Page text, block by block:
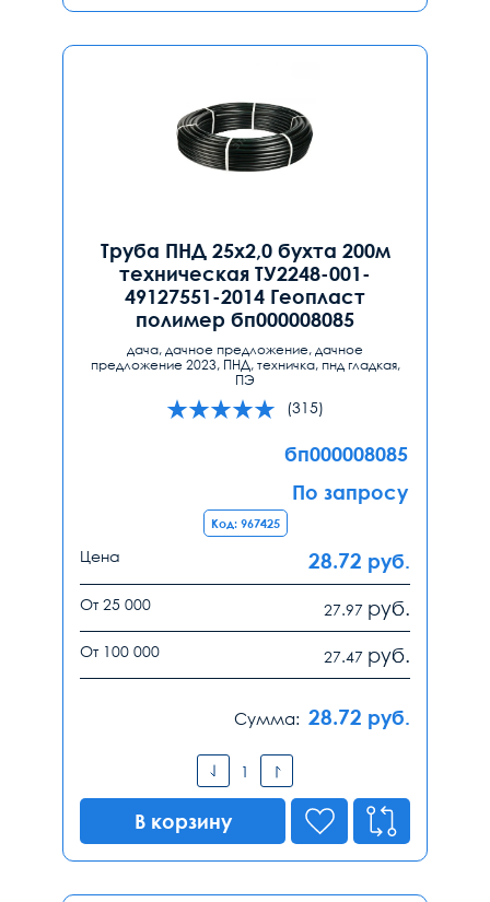
Труба ПНД 25х2,0 бухта 200м
техническая ТУ2248-001-
49127551-2014 Геопласт
полимер бп000008085
дача, дачное предложение, дачное
предложение 2023, ПНД, техничка, пнд гладкая,
ПЭ
(315)
бп000008085
По запросу
Код: 967425
Цена 28.72 руб.
От 25 000 27.97 руб.
От 100 000 27.47 руб.
Сумма: 28.72 руб.
В корзину